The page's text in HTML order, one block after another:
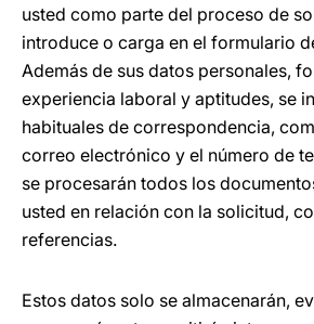
usted como parte del proceso de
introduce o carga en el formulario
Además de sus datos personales,
experiencia laboral y aptitudes, se
habituales de correspondencia,
correo electrónico y el número de
se procesarán todos los
usted en relación con la solicitud,
referencias.
Estos datos solo se almacenarán,